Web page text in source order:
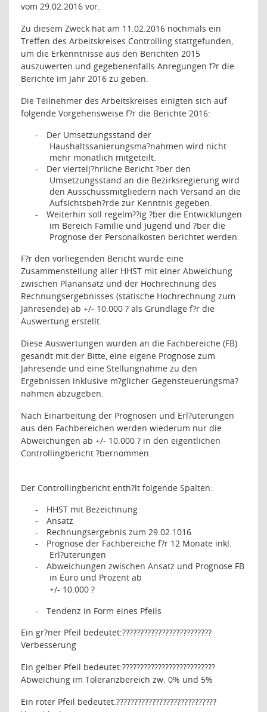
vom 29.02.2016 vor.
Zu diesem Zweck hat am 11.02.2016 nochmals ein
Treffen des Arbeitskreises Controlling stattgefunden,
um die Erkenntnisse aus den Berichten 2015
auszuwerten und gegebenenfalls Anregungen f?r die
Berichte im Jahr 2016 zu geben.
Die Teilnehmer des Arbeitskreises einigten sich auf
folgende Vorgehensweise f?r die Berichte 2016:
-
Der Umsetzungsstand der
Haushaltssanierungsma?nahmen wird nicht
mehr monatlich mitgeteilt.
-
Der viertelj?hrliche Bericht ?ber den
Umsetzungsstand an die Bezirksregierung wird
den Ausschussmitgliedern nach Versand an die
Aufsichtsbeh?rde zur Kenntnis gegeben.
-
Weiterhin soll regelm??ig ?ber die Entwicklungen
im Bereich Familie und Jugend und ?ber die
Prognose der Personalkosten berichtet werden.
F?r den vorliegenden Bericht wurde eine
Zusammenstellung aller HHST mit einer Abweichung
zwischen Planansatz und der Hochrechnung des
Rechnungsergebnisses (statische Hochrechnung zum
Jahresende) ab +/- 10.000 ? als Grundlage f?r die
Auswertung erstellt.
Diese Auswertungen wurden an die Fachbereiche (FB)
gesandt mit der Bitte, eine eigene Prognose zum
Jahresende und eine Stellungnahme zu den
Ergebnissen inklusive m?glicher Gegensteuerungsma?
nahmen abzugeben.
Nach Einarbeitung der Prognosen und Erl?uterungen
aus den Fachbereichen werden wiederum nur die
Abweichungen ab +/- 10.000 ? in den eigentlichen
Controllingbericht ?bernommen.
Der Controllingbericht enth?lt folgende Spalten:
- HHST mit Bezeichnung
- Ansatz
- Rechnungsergebnis zum 29.02.1016
-
Prognose der Fachbereiche f?r 12 Monate inkl.
Erl?uterungen
-
Abweichungen zwischen Ansatz und Prognose FB
in Euro und Prozent ab
+/- 10.000 ?
-
Tendenz in Form eines Pfeils
Ein gr?ner Pfeil bedeutet:?????????????????????????
Verbesserung
Ein gelber Pfeil bedeutet:??????????????????????????
Abweichung im Toleranzbereich zw. 0% und 5%
Ein roter Pfeil bedeutet:????????????????????????????